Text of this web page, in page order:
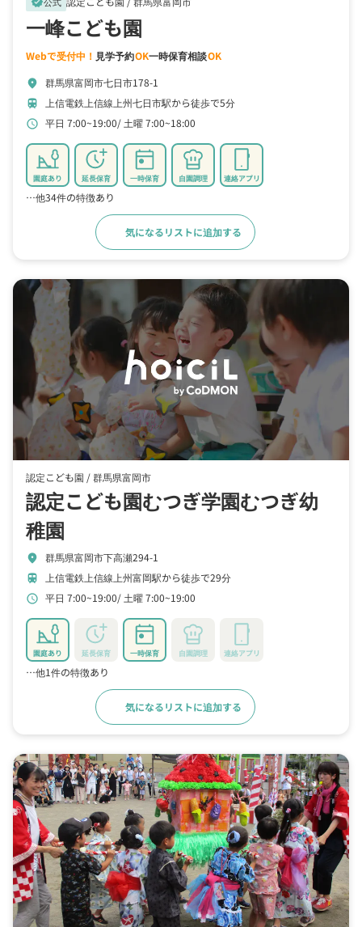
一峰こども園
Webで受付中！ 見学予約OK一時保育相談OK
location_on 群馬県富岡市七日市178-1
train 上信電鉄上信線上州七日市駅から徒歩で5分
schedule 平日 7:00~19:00 土曜 7:00~18:00
園庭あり 延長保育 一時保育 自園調理 連絡アプリ
…他34件の特徴あり
気になるリストに追加する
認定こども園 /群馬県富岡市
認定こども園むつぎ学園むつぎ幼
稚園
location_on 群馬県富岡市下高瀬294-1
train 上信電鉄上信線上州富岡駅から徒歩で29分
schedule 平日 7:00~19:00 土曜 7:00~19:00
園庭あり 延長保育 一時保育 自園調理 連絡アプリ
…他1件の特徴あり
気になるリストに追加する